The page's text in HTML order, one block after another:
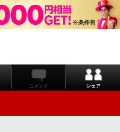
コメント シェア